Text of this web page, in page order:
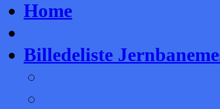
Home
Billedeliste